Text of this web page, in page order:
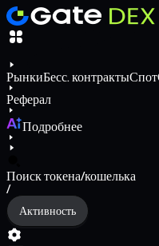
РынкиБесс. контрактыСпот
Реферал
Подробнее
Поиск токена/кошелька
/
Активность